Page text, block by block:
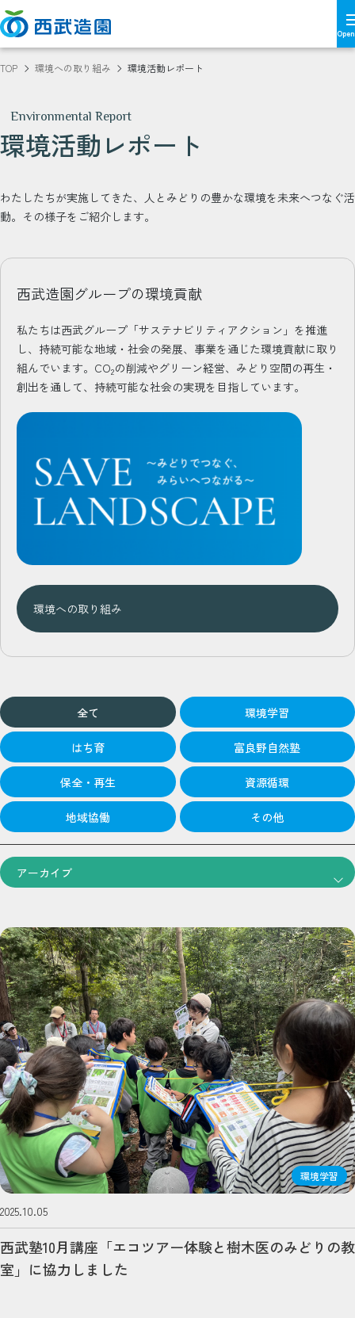
TOP 環境への取り組み 環境活動レポート
Environmental Report
環境活動レポート
わたしたちが実施してきた、人とみどりの豊かな環境を未来へつなぐ活
動。その様子をご紹介します。
西武造園グループの環境貢献
私たちは西武グループ「サステナビリティアクション」を推進
し、持続可能な地域・社会の発展、事業を通じた環境貢献に取り
組んでいます。CO2の削減やグリーン経営、みどり空間の再生・
創出を通して、持続可能な社会の実現を目指しています。
環境への取り組み
全て 環境学習
はち育 富良野自然塾
保全・再生 資源循環
地域協働 その他
環境学習
2025.10.05
西武塾10月講座「エコツアー体験と樹木医のみどりの教
室」に協力しました